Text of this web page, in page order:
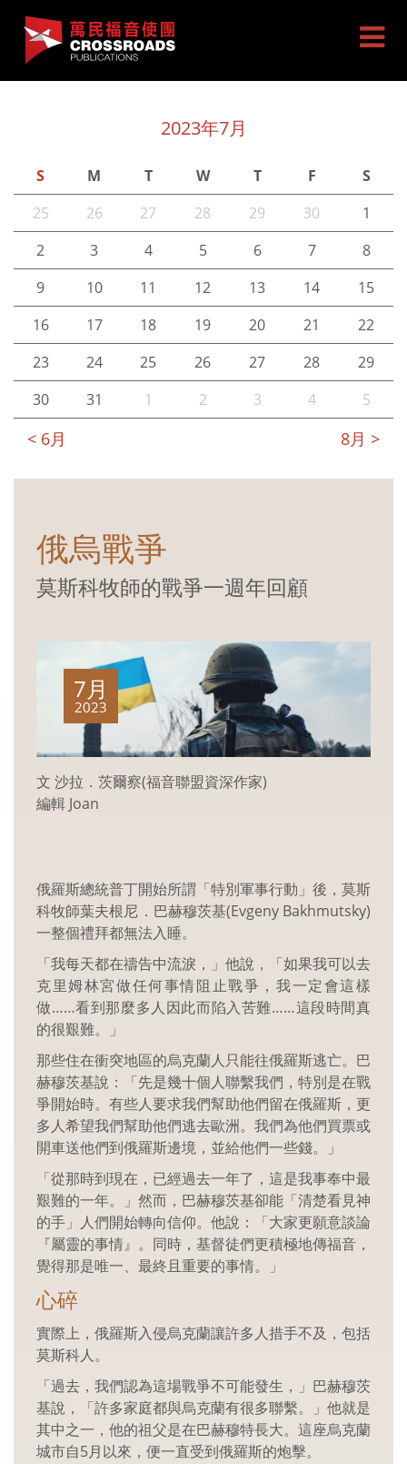
2023年7月
S M T W T F S
< 6月 8月 >
25 26 27 28 29 30
1
2
3 4 5 6 7
8
9
10 11 12 13 14
15
16
17 18 19 20 21
22
23
24 25 26 27 28
29
30
31 1 2 3 4 5
俄烏戰爭
莫斯科牧師的戰爭一週年回顧
7月
2023
文 沙拉．茨爾察(福音聯盟資深作家)
編輯 Joan
俄羅斯總統普丁開始所謂「特別軍事行動」後，莫斯
科牧師葉夫根尼．巴赫穆茨基(Evgeny Bakhmutsky)
一整個禮拜都無法入睡。
「我每天都在禱告中流淚，」他說，「如果我可以去
克里姆林宮做任何事情阻止戰爭，我一定會這樣
做……看到那麼多人因此而陷入苦難……這段時間真
的很艱難。」
那些住在衝突地區的烏克蘭人只能往俄羅斯逃亡。巴
赫穆茨基說：「先是幾十個人聯繫我們，特別是在戰
爭開始時。有些人要求我們幫助他們留在俄羅斯，更
多人希望我們幫助他們逃去歐洲。我們為他們買票或
開車送他們到俄羅斯邊境，並給他們一些錢。」
「從那時到現在，已經過去一年了，這是我事奉中最
艱難的一年。」然而，巴赫穆茨基卻能「清楚看見神
的手」人們開始轉向信仰。他說：「大家更願意談論
『屬靈的事情』。同時，基督徒們更積極地傳福音，
覺得那是唯一、最終且重要的事情。」
心碎
實際上，俄羅斯入侵烏克蘭讓許多人措手不及，包括
莫斯科人。
「過去，我們認為這場戰爭不可能發生，」巴赫穆茨
基說，「許多家庭都與烏克蘭有很多聯繫。」他就是
其中之一，他的祖父是在巴赫穆特長大。這座烏克蘭
城市自5月以來，便一直受到俄羅斯的炮擊。